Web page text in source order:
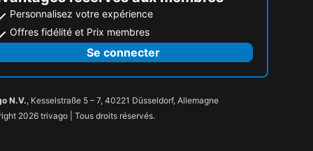
Personnalisez votre expérience
Offres fidélité et Prix membres
Se connecter
N.V., Kesselstraße 5 – 7, 40221 Düsseldorf, Allemagne
2026 trivago | Tous droits réservés.